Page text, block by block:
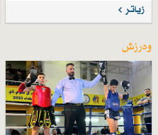
زیاتر
وەرزش